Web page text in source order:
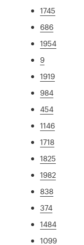
1745
686
1954
9
1919
984
454
1146
1718
1825
1982
838
374
1484
1099